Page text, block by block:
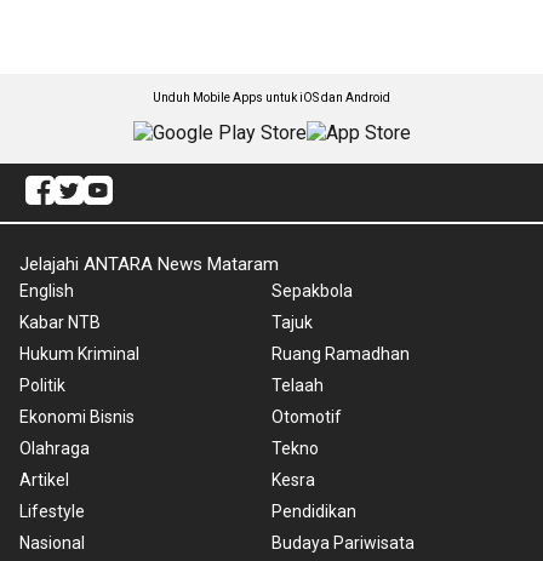
Unduh Mobile Apps untuk iOS dan Android
Jelajahi ANTARA News Mataram
English
Kabar NTB
Hukum Kriminal
Politik
Ekonomi Bisnis
Olahraga
Artikel
Lifestyle
Nasional
Sepakbola
Tajuk
Ruang Ramadhan
Telaah
Otomotif
Tekno
Kesra
Pendidikan
Budaya Pariwisata